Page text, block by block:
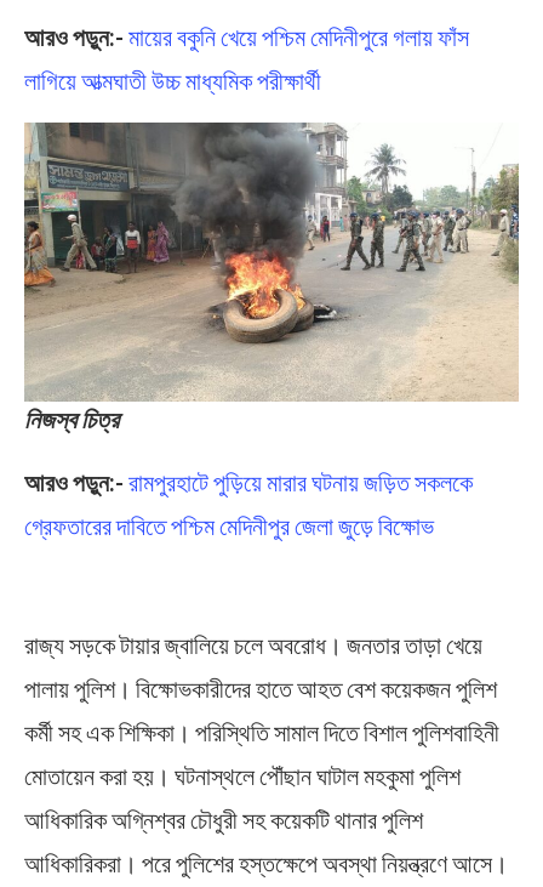
আরও পড়ুন:- মায়ের বকুনি খেয়ে পশ্চিম মেদিনীপুরে গলায় ফাঁস
লাগিয়ে আত্মঘাতী উচ্চ মাধ্যমিক পরীক্ষার্থী
নিজস্ব চিত্র
আরও পড়ুন:- রামপুরহাটে পুড়িয়ে মারার ঘটনায় জড়িত সকলকে
গ্রেফতারের দাবিতে পশ্চিম মেদিনীপুর জেলা জুড়ে বিক্ষোভ
রাজ্য সড়কে টায়ার জ্বালিয়ে চলে অবরোধ। জনতার তাড়া খেয়ে
পালায় পুলিশ। বিক্ষোভকারীদের হাতে আহত বেশ কয়েকজন পুলিশ
কর্মী সহ এক শিক্ষিকা। পরিস্থিতি সামাল দিতে বিশাল পুলিশবাহিনী
মোতায়েন করা হয়। ঘটনাস্থলে পৌঁছান ঘাটাল মহকুমা পুলিশ
আধিকারিক অগ্নিশ্বর চৌধুরী সহ কয়েকটি থানার পুলিশ
আধিকারিকরা। পরে পুলিশের হস্তক্ষেপে অবস্থা নিয়ন্ত্রণে আসে।